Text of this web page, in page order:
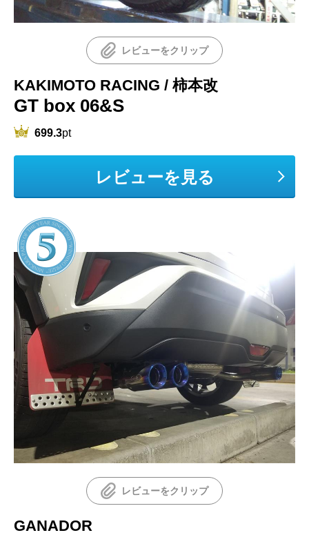
レビューをクリップ
KAKIMOTO RACING / 柿本改
GT box 06&S
699.3pt
レビューを見る
レビューをクリップ
GANADOR